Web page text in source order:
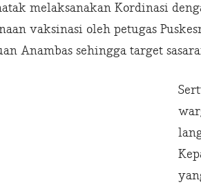
melaksanakan Kordinasi
vaksinasi oleh petugas
Anambas sehingga target